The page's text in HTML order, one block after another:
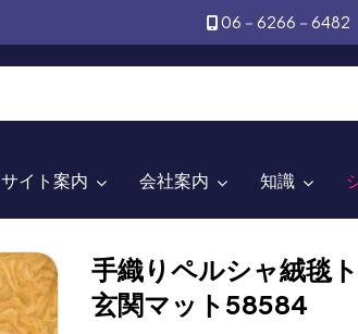
06－6266－6482
サイト案内 会社案内 知識
手織りペルシャ絨毯
玄関マット58584